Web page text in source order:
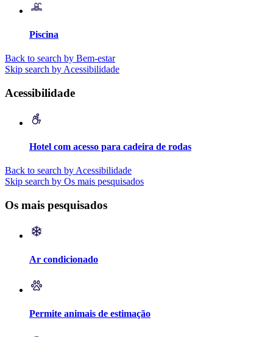
Piscina
Back to search by Bem-estar
Skip search by Acessibilidade
Acessibilidade
Hotel com acesso para cadeira de rodas
Back to search by Acessibilidade
Skip search by Os mais pesquisados
Os mais pesquisados
Ar condicionado
Permite animais de estimação